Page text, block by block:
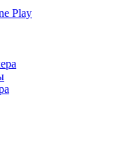
Play